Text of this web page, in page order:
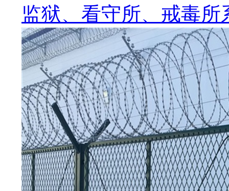
监狱、看守所、戒毒